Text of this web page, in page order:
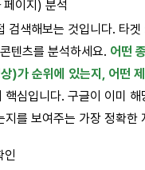
이지) 분석
검색해보는 것입니다. 타겟
텐츠를 분석하세요. 어떤
)가 순위에 있는지, 어떤
핵심입니다. 구글이 이미 해
지를 보여주는 가장 정확한
인